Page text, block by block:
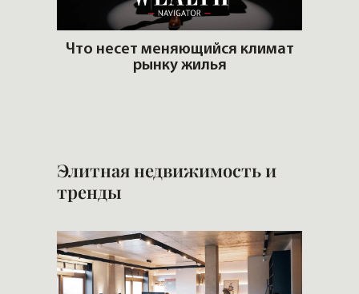
Что несет меняющийся климат
рынку жилья
Элитная недвижимость и
тренды